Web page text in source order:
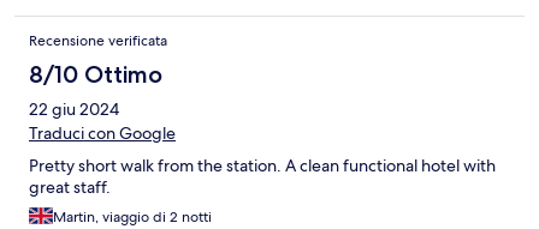
Recensione verificata
8/10 Ottimo
22 giu 2024
Traduci con Google
Pretty short walk from the station. A clean functional hotel with
great staff.
Martin, viaggio di 2 notti